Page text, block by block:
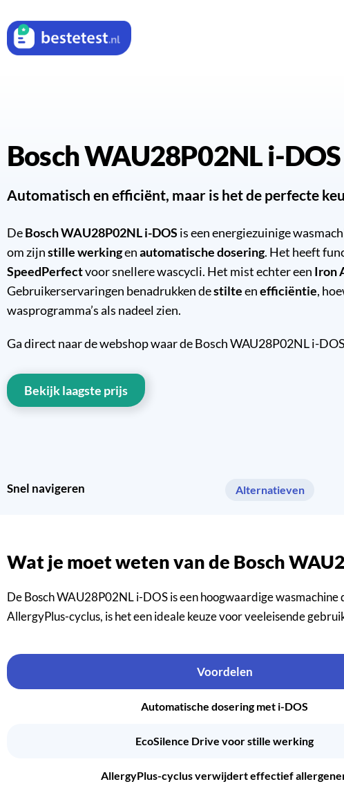
Bosch WAU28P02NL i-
Automatisch en efficiënt, maar is het de perfecte
DeBosch WAU28P02NL i-DOS is een energiezuinige
om zijnstille werkingenautomatische dosering. Het heeft
SpeedPerfectvoor snellere wascycli. Het mist echter een Iron
Gebruikerservaringen benadrukken destilteenefficiëntie,
wasprogramma’s als nadeel zien.
Ga direct naar de webshop waar de Bosch WAU28P02NL i-
Bekijk laagste prijs
Snel navigeren Alternatieven
Wat je moet weten van de Bosch
De Bosch WAU28P02NL i-DOS is een hoogwaardige
AllergyPlus-cyclus, is het een ideale keuze voor veeleisende
Voordelen
Automatische dosering met i-DOS
EcoSilence Drive voor stille werking
AllergyPlus-cyclus verwijdert effectief